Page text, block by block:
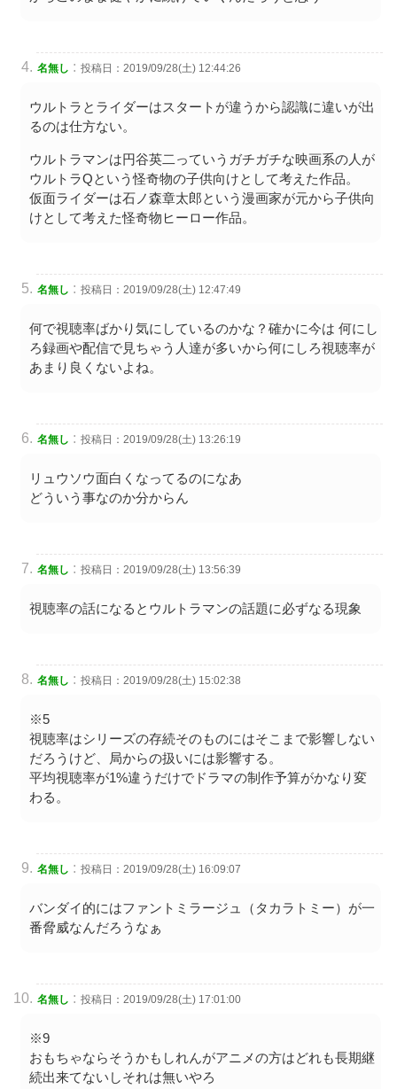
名無し : 投稿日：2019/09/28(土) 12:44:26
ウルトラとライダーはスタートが違うから認識に違いが出
るのは仕方ない。
ウルトラマンは円谷英二っていうガチガチな映画系の人が
ウルトラQという怪奇物の子供向けとして考えた作品。
仮面ライダーは石ノ森章太郎という漫画家が元から子供向
けとして考えた怪奇物ヒーロー作品。
名無し : 投稿日：2019/09/28(土) 12:47:49
何で視聴率ばかり気にしているのかな？確かに今は 何にし
ろ録画や配信で見ちゃう人達が多いから何にしろ視聴率が
あまり良くないよね。
名無し : 投稿日：2019/09/28(土) 13:26:19
リュウソウ面白くなってるのになあ
どういう事なのか分からん
名無し : 投稿日：2019/09/28(土) 13:56:39
視聴率の話になるとウルトラマンの話題に必ずなる現象
名無し : 投稿日：2019/09/28(土) 15:02:38
※5
視聴率はシリーズの存続そのものにはそこまで影響しない
だろうけど、局からの扱いには影響する。
平均視聴率が1%違うだけでドラマの制作予算がかなり変
わる。
名無し : 投稿日：2019/09/28(土) 16:09:07
バンダイ的にはファントミラージュ（タカラトミー）が一
番脅威なんだろうなぁ
名無し : 投稿日：2019/09/28(土) 17:01:00
※9
おもちゃならそうかもしれんがアニメの方はどれも長期継
続出来てないしそれは無いやろ